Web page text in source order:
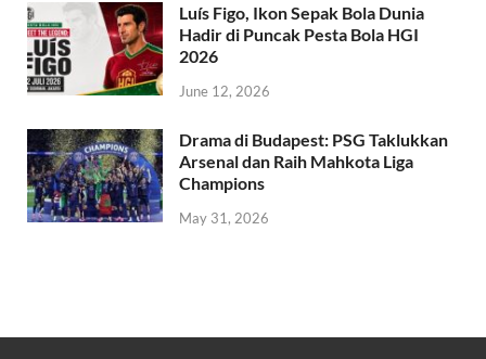
Luís Figo, Ikon Sepak Bola Dunia
Hadir di Puncak Pesta Bola HGI
2026
June 12, 2026
Drama di Budapest: PSG Taklukkan
Arsenal dan Raih Mahkota Liga
Champions
May 31, 2026